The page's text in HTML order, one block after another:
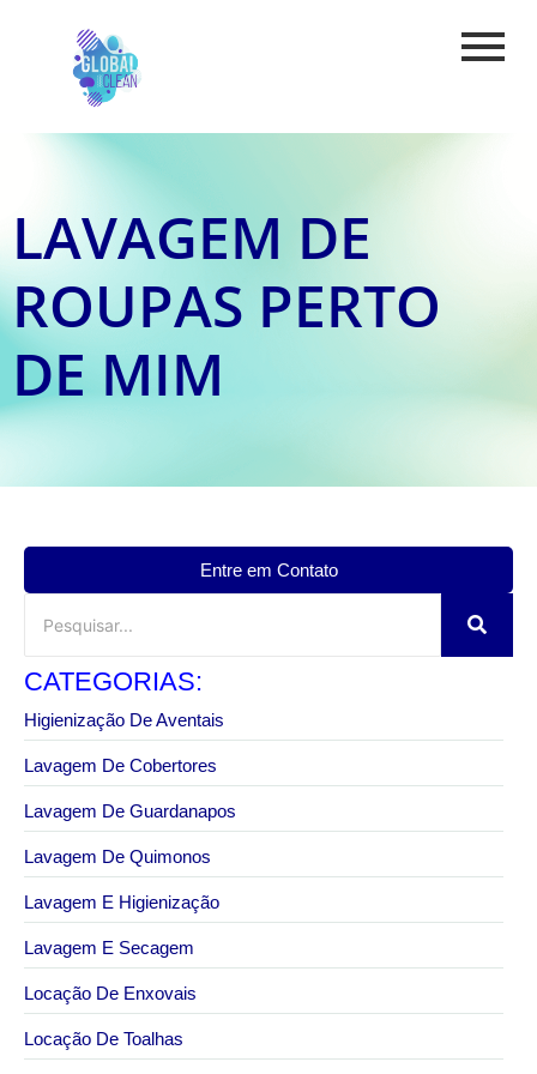
LAVAGEM DE
ROUPAS PERTO
DE MIM
Entre em Contato
CATEGORIAS:
Higienização De Aventais
Lavagem De Cobertores
Lavagem De Guardanapos
Lavagem De Quimonos
Lavagem E Higienização
Lavagem E Secagem
Locação De Enxovais
Locação De Toalhas